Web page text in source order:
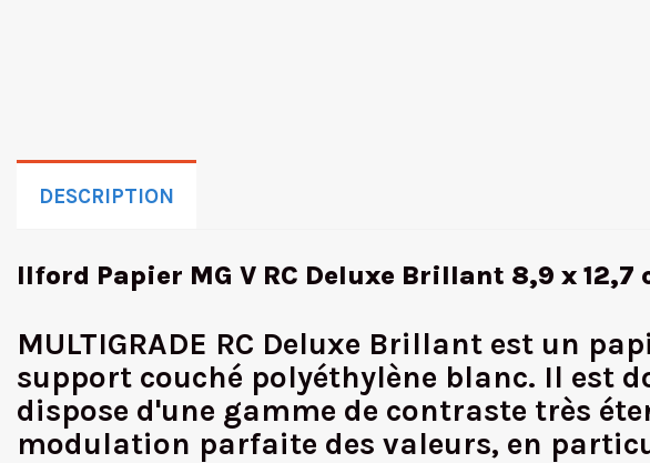
DESCRIPTION
Ilford Papier MG V RC Deluxe Brillant 8,9 x 12,7
MULTIGRADE RC Deluxe Brillant est un
support couché polyéthylène blanc. Il est
dispose d'une gamme de contraste très
modulation parfaite des valeurs, en